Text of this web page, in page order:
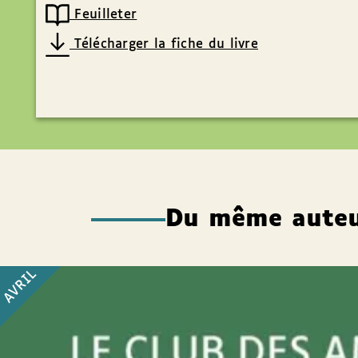
Feuilleter
Télécharger la fiche du livre
Du même
AVRIL